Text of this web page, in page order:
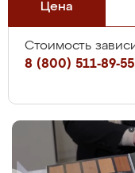
Цена
Стоимость
8 (800) 511-89-55